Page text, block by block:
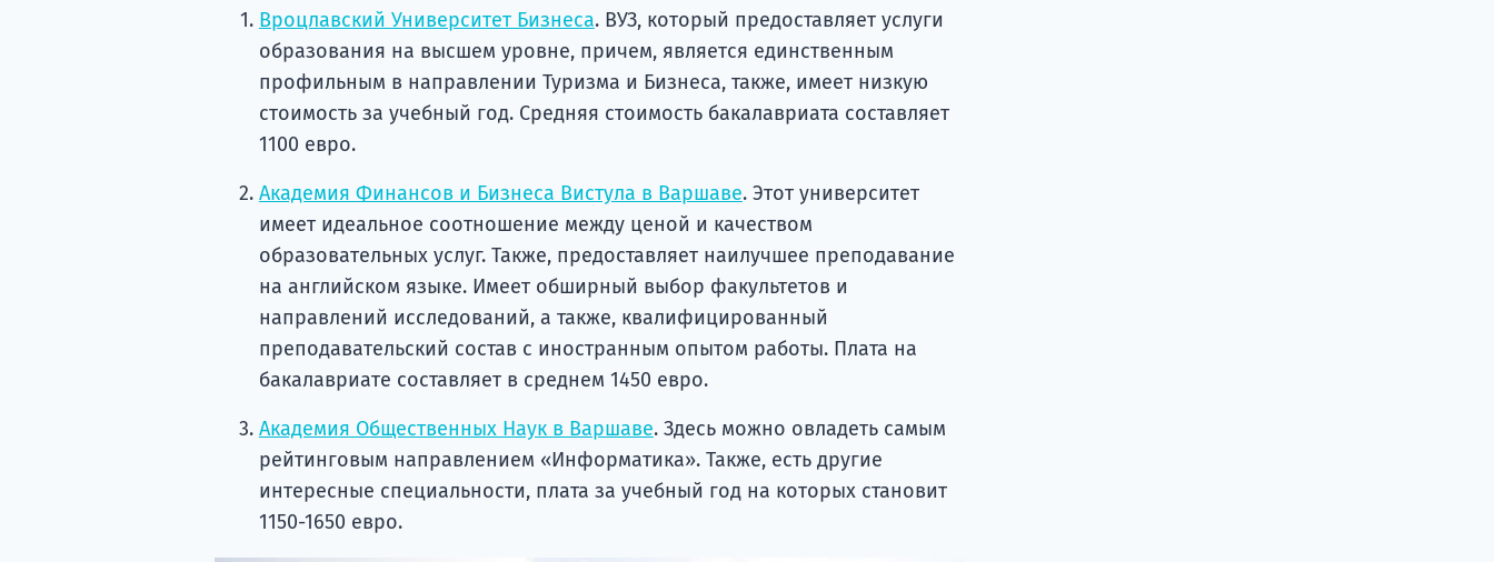
Вроцлавский Университет Бизнеса. ВУЗ, который предоставляет услуги
образования на высшем уровне, причем, является единственным
профильным в направлении Туризма и Бизнеса, также, имеет низкую
стоимость за учебный год. Средняя стоимость бакалавриата составляет
1100 евро.
Академия Финансов и Бизнеса Вистула в Варшаве. Этот университет
имеет идеальное соотношение между ценой и качеством
образовательных услуг. Также, предоставляет наилучшее преподавание
на английском языке. Имеет обширный выбор факультетов и
направлений исследований, а также, квалифицированный
преподавательский состав с иностранным опытом работы. Плата на
бакалавриате составляет в среднем 1450 евро.
Академия Общественных Наук в Варшаве. Здесь можно овладеть самым
рейтинговым направлением «Информатика». Также, есть другие
интересные специальности, плата за учебный год на которых становит
1150-1650 евро.